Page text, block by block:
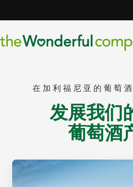
在加利福尼亚的葡萄
发展我们
葡萄酒